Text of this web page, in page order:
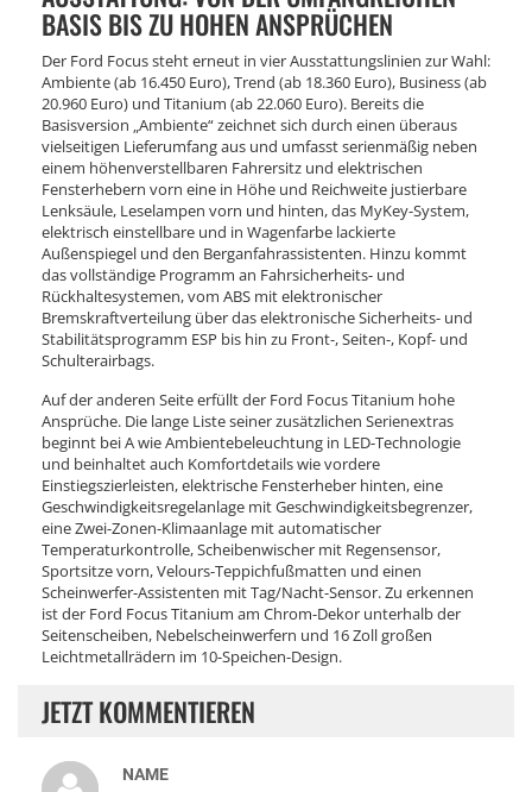
BASIS BIS ZU HOHEN ANSPRÜCHEN
Der Ford Focus steht erneut in vier Ausstattungslinien zur Wahl:
Ambiente (ab 16.450 Euro), Trend (ab 18.360 Euro), Business (ab
20.960 Euro) und Titanium (ab 22.060 Euro). Bereits die
Basisversion „Ambiente“ zeichnet sich durch einen überaus
vielseitigen Lieferumfang aus und umfasst serienmäßig neben
einem höhenverstellbaren Fahrersitz und elektrischen
Fensterhebern vorn eine in Höhe und Reichweite justierbare
Lenksäule, Leselampen vorn und hinten, das MyKey-System,
elektrisch einstellbare und in Wagenfarbe lackierte
Außenspiegel und den Berganfahrassistenten. Hinzu kommt
das vollständige Programm an Fahrsicherheits- und
Rückhaltesystemen, vom ABS mit elektronischer
Bremskraftverteilung über das elektronische Sicherheits- und
Stabilitätsprogramm ESP bis hin zu Front-, Seiten-, Kopf- und
Schulterairbags.
Auf der anderen Seite erfüllt der Ford Focus Titanium hohe
Ansprüche. Die lange Liste seiner zusätzlichen Serienextras
beginnt bei A wie Ambientebeleuchtung in LED-Technologie
und beinhaltet auch Komfortdetails wie vordere
Einstiegszierleisten, elektrische Fensterheber hinten, eine
Geschwindigkeitsregelanlage mit Geschwindigkeitsbegrenzer,
eine Zwei-Zonen-Klimaanlage mit automatischer
Temperaturkontrolle, Scheibenwischer mit Regensensor,
Sportsitze vorn, Velours-Teppichfußmatten und einen
Scheinwerfer-Assistenten mit Tag/Nacht-Sensor. Zu erkennen
ist der Ford Focus Titanium am Chrom-Dekor unterhalb der
Seitenscheiben, Nebelscheinwerfern und 16 Zoll großen
Leichtmetallrädern im 10-Speichen-Design.
JETZT KOMMENTIEREN
NAME